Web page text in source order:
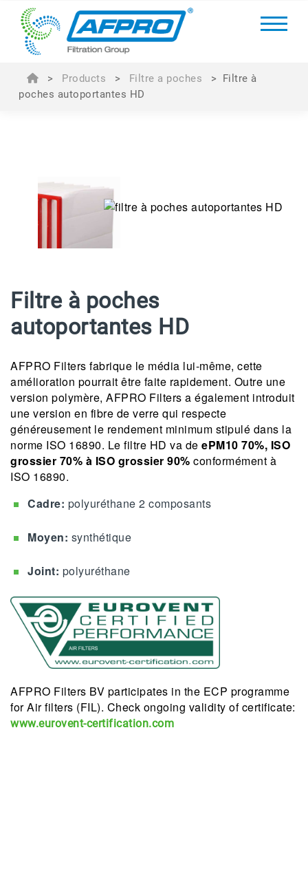
> Products > Filtre a poches > Filtre à
poches autoportantes HD
Filtre à poches
autoportantes HD
AFPRO Filters fabrique le média lui-même, cette
amélioration pourrait être faite rapidement. Outre une
version polymère, AFPRO Filters a également introduit
une version en fibre de verre qui respecte
généreusement le rendement minimum stipulé dans la
norme ISO 16890. Le filtre HD va de ePM10 70%, ISO
grossier 70% à ISO grossier 90% conformément à
ISO 16890.
Cadre: polyuréthane 2 composants
Moyen: synthétique
Joint: polyuréthane
AFPRO Filters BV participates in the ECP programme
for Air filters (FIL). Check ongoing validity of certificate:
www.eurovent-certification.com